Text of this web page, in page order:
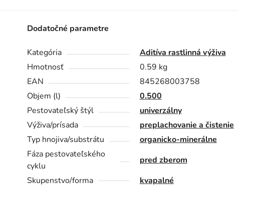
Dodatočné parametre
Kategória
Aditíva rastlinná výživa
Hmotnosť
0.59 kg
EAN
845268003758
Objem (l)
0.500
Pestovateľský štýl
univerzálny
Výživa/prísada
preplachovanie a čistenie
Typ hnojiva/substrátu
organicko-minerálne
Fáza pestovateľského
cyklu
pred zberom
Skupenstvo/forma
kvapalné